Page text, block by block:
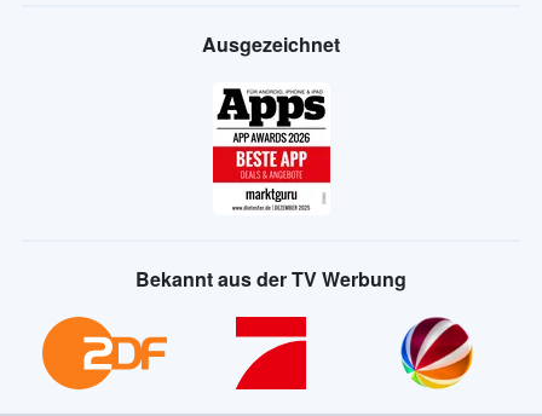
Ausgezeichnet
Bekannt aus der TV Werbung